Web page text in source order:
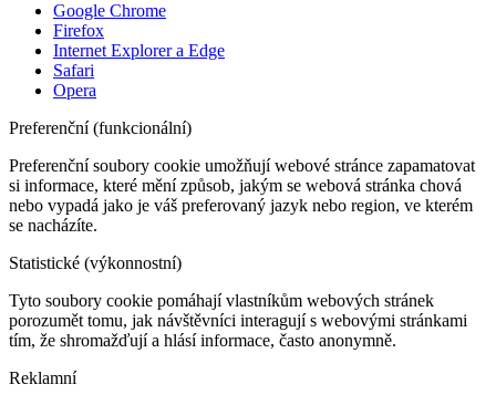
Google Chrome
Firefox
Internet Explorer a Edge
Safari
Opera
Preferenční (funkcionální)
Preferenční soubory cookie umožňují webové stránce zapamatovat
si informace, které mění způsob, jakým se webová stránka chová
nebo vypadá jako je váš preferovaný jazyk nebo region, ve kterém
se nacházíte.
Statistické (výkonnostní)
Tyto soubory cookie pomáhají vlastníkům webových stránek
porozumět tomu, jak návštěvníci interagují s webovými stránkami
tím, že shromažďují a hlásí informace, často anonymně.
Reklamní